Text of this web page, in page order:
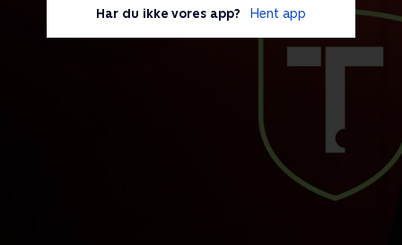
Har du ikke vores app? Hent app